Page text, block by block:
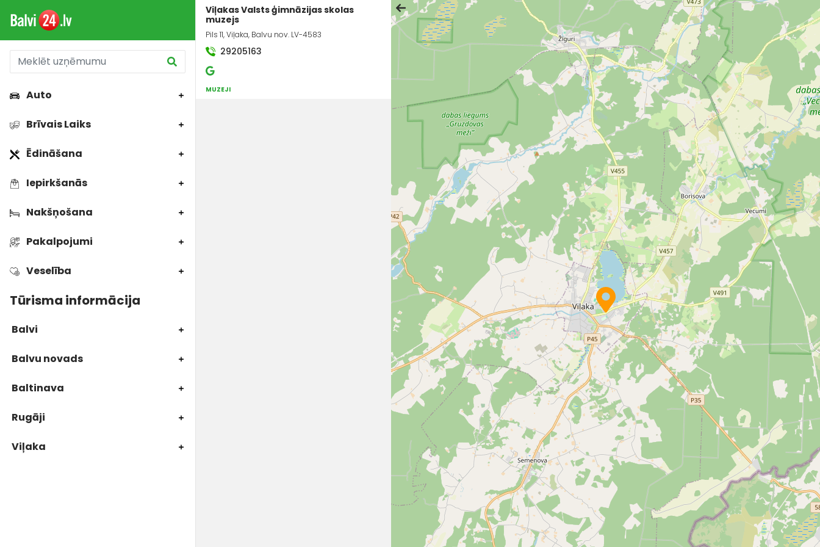
Auto
Brīvais Laiks
Ēdināšana
Iepirkšanās
Nakšņošana
Pakalpojumi
Veselība
Tūrisma informācija
Balvi
Balvu novads
Baltinava
Rugāji
Viļaka
Viļakas Valsts ģimnāzijas skolas
muzejs
Pils 11, Viļaka, Balvu nov. LV-4583
29205163
MUZEJI